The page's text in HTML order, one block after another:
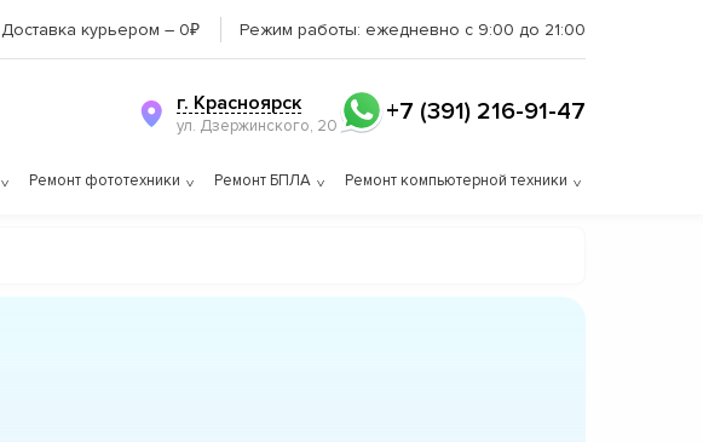
Доставка курьером – 0₽ Режим работы: ежедневно с 9:00 до 21:00
г. Красноярск
ул. Дзержинского, 20 +7 (391) 216-91-47
Ремонт фототехники Ремонт БПЛА Ремонт компьютерной техники